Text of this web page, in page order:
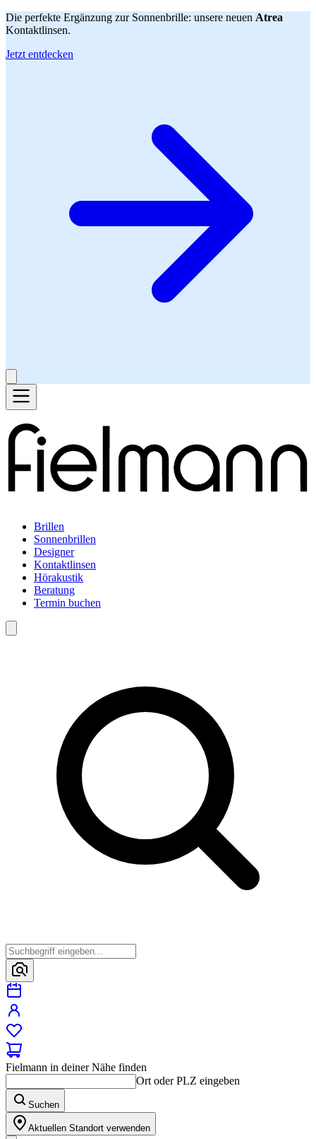
Die perfekte Ergänzung zur Sonnenbrille: unsere neuen Atrea
Kontaktlinsen.
Jetzt entdecken
Brillen
Sonnenbrillen
Designer
Kontaktlinsen
Hörakustik
Beratung
Termin buchen
Fielmann in deiner Nähe finden
Ort oder PLZ eingeben
Suchen
Aktuellen Standort verwenden